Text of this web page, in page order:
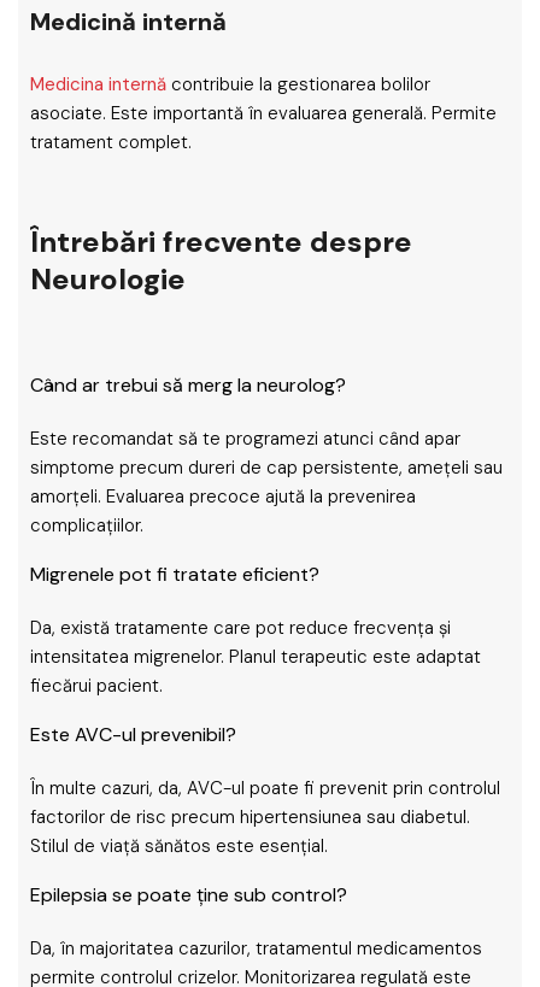
Medicină internă
Medicina internă contribuie la gestionarea bolilor
asociate. Este importantă în evaluarea generală. Permite
tratament complet.
Întrebări frecvente despre
Neurologie
Când ar trebui să merg la neurolog?
Este recomandat să te programezi atunci când apar
simptome precum dureri de cap persistente, amețeli sau
amorțeli. Evaluarea precoce ajută la prevenirea
complicațiilor.
Migrenele pot fi tratate eficient?
Da, există tratamente care pot reduce frecvența și
intensitatea migrenelor. Planul terapeutic este adaptat
fiecărui pacient.
Este AVC-ul prevenibil?
În multe cazuri, da, AVC-ul poate fi prevenit prin controlul
factorilor de risc precum hipertensiunea sau diabetul.
Stilul de viață sănătos este esențial.
Epilepsia se poate ține sub control?
Da, în majoritatea cazurilor, tratamentul medicamentos
permite controlul crizelor. Monitorizarea regulată este